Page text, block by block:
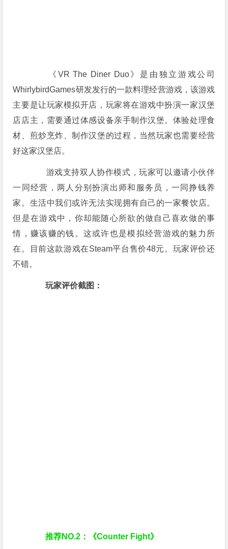
《VR The Diner Duo》是由独立游戏公司
WhirlybirdGames研发发行的一款料理经营游戏，该游戏
主要是让玩家模拟开店，玩家将在游戏中扮演一家汉堡
店店主，需要通过体感设备亲手制作汉堡。体验处理食
材、煎炒烹炸、制作汉堡的过程，当然玩家也需要经营
好这家汉堡店。
游戏支持双人协作模式，玩家可以邀请小伙伴
一同经营，两人分别扮演出师和服务员，一同挣钱养
家。生活中我们或许无法实现拥有自己的一家餐饮店。
但是在游戏中，你却能随心所欲的做自己喜欢做的事
情，赚该赚的钱。这或许也是模拟经营游戏的魅力所
在。目前这款游戏在Steam平台售价48元。玩家评价还
不错。
玩家评价截图：
推荐NO.2：《Counter Fight》